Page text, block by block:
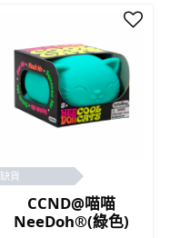
缺貨
CCND@喵喵
NeeDoh®(綠色)